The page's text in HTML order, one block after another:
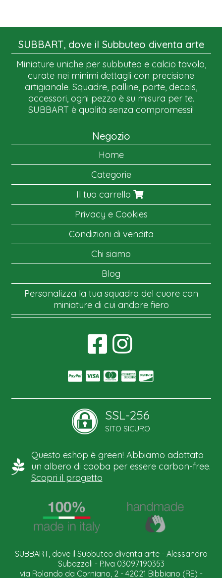
SUBBART, dove il Subbuteo diventa arte
Miniature uniche per subbuteo e calcio tavolo,
curate nei minimi dettagli con precisione
artigianale. Squadre, palline, porte, decals,
accessori, ogni pezzo è su misura per te.
SUBBART è qualità senza compromessi!
Negozio
Home
Categorie
Il tuo carrello
Privacy e Cookies
Condizioni di vendita
Chi siamo
Blog
Personalizza la tua squadra del cuore con
miniature di cui andare fiero
SSL-256
SITO SICURO
Questo eshop è green! Abbiamo adottato
un albero di caoba per essere carbon-free.
Scopri il progetto
SUBBART, dove il Subbuteo diventa arte - Alessandro
Subazzoli - P.Iva 03097190353
via Rolando da Corniano, 2 - 42021 Bibbiano (RE) -